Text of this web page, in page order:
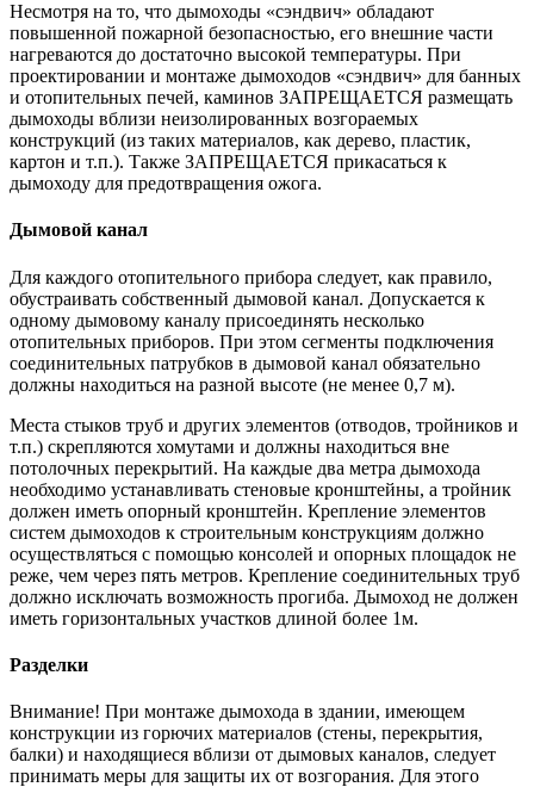
Несмотря на то, что дымоходы «сэндвич» обладают
повышенной пожарной безопасностью, его внешние части
нагреваются до достаточно высокой температуры. При
проектировании и монтаже дымоходов «сэндвич» для банных
и отопительных печей, каминов ЗАПРЕЩАЕТСЯ размещать
дымоходы вблизи неизолированных возгораемых
конструкций (из таких материалов, как дерево, пластик,
картон и т.п.). Также ЗАПРЕЩАЕТСЯ прикасаться к
дымоходу для предотвращения ожога.
Дымовой канал
Для каждого отопительного прибора следует, как правило,
обустраивать собственный дымовой канал. Допускается к
одному дымовому каналу присоединять несколько
отопительных приборов. При этом сегменты подключения
соединительных патрубков в дымовой канал обязательно
должны находиться на разной высоте (не менее 0,7 м).
Места стыков труб и других элементов (отводов, тройников и
т.п.) скрепляются хомутами и должны находиться вне
потолочных перекрытий. На каждые два метра дымохода
необходимо устанавливать стеновые кронштейны, а тройник
должен иметь опорный кронштейн. Крепление элементов
систем дымоходов к строительным конструкциям должно
осуществляться с помощью консолей и опорных площадок не
реже, чем через пять метров. Крепление соединительных труб
должно исключать возможность прогиба. Дымоход не должен
иметь горизонтальных участков длиной более 1м.
Разделки
Внимание! При монтаже дымохода в здании, имеющем
конструкции из горючих материалов (стены, перекрытия,
балки) и находящиеся вблизи от дымовых каналов, следует
принимать меры для защиты их от возгорания. Для этого